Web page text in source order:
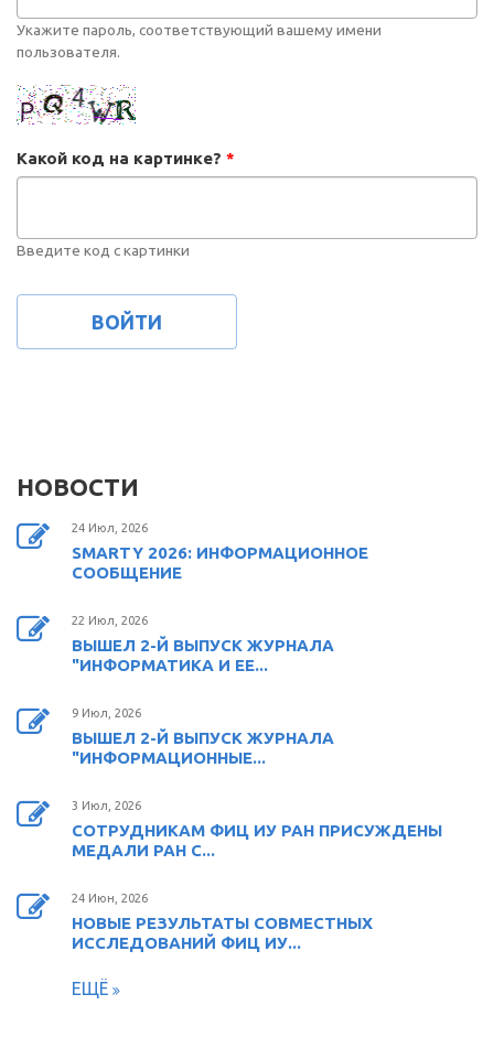
Укажите пароль, соответствующий вашему имени
пользователя.
Какой код на картинке? *
Введите код с картинки
НОВОСТИ
24 Июл, 2026
SMARTY 2026: ИНФОРМАЦИОННОЕ
СООБЩЕНИЕ
22 Июл, 2026
ВЫШЕЛ 2-Й ВЫПУСК ЖУРНАЛА
"ИНФОРМАТИКА И ЕЕ...
9 Июл, 2026
ВЫШЕЛ 2-Й ВЫПУСК ЖУРНАЛА
"ИНФОРМАЦИОННЫЕ...
3 Июл, 2026
СОТРУДНИКАМ ФИЦ ИУ РАН ПРИСУЖДЕНЫ
МЕДАЛИ РАН С...
24 Июн, 2026
НОВЫЕ РЕЗУЛЬТАТЫ СОВМЕСТНЫХ
ИССЛЕДОВАНИЙ ФИЦ ИУ...
ЕЩЁ